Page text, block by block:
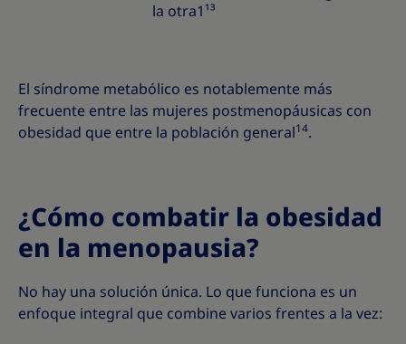
la otra1¹³
El síndrome metabólico es notablemente más
frecuente entre las mujeres postmenopáusicas con
obesidad que entre la población general14.
¿Cómo combatir la obesidad
en la menopausia?
No hay una solución única. Lo que funciona es un
enfoque integral que combine varios frentes a la vez: